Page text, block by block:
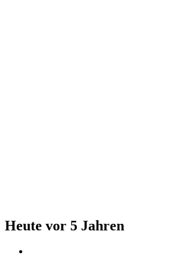
Heute vor 5 Jahren